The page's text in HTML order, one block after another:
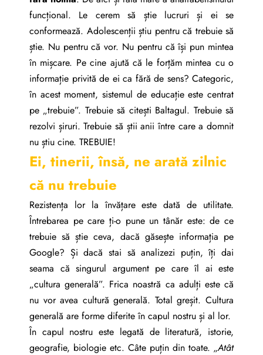
funcțional. Le cerem să știe lucruri și ei se
conformează. Adolescenții știu pentru că trebuie să
știe. Nu pentru că vor. Nu pentru că își pun mintea
în mișcare. Pe cine ajută că le forțăm mintea cu o
informație privită de ei ca fără de sens? Categoric,
în acest moment, sistemul de educație este centrat
pe „trebuie”. Trebuie să citești Baltagul. Trebuie să
rezolvi șiruri. Trebuie să știi anii între care a domnit
nu știu cine. TREBUIE!
Ei, tinerii, însă, ne arată zilnic
că nu trebuie
Rezistența lor la învățare este dată de utilitate.
Întrebarea pe care ți-o pune un tânăr este: de ce
trebuie să știe ceva, dacă găsește informația pe
Google? Și dacă stai să analizezi puțin, îți dai
seama că singurul argument pe care îl ai este
„cultura generală”. Frica noastră ca adulți este că
nu vor avea cultură generală. Total greșit. Cultura
generală are forme diferite în capul nostru și al lor.
În capul nostru este legată de literatură, istorie,
geografie, biologie etc. Câte puțin din toate. „Atât